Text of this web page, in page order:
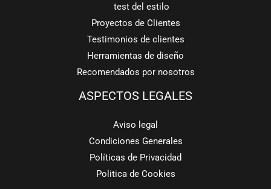
test del estilo
Proyectos de Clientes
Testimonios de clientes
Herramientas de diseño
Recomendados por nosotros
ASPECTOS LEGALES
Aviso legal
Condiciones Generales
Políticas de Privacidad
Politica de Cookies